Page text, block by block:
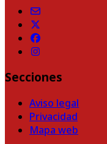
Secciones
Aviso legal
Privacidad
Mapa web